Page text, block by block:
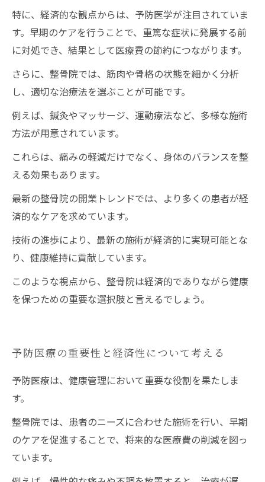
特に、経済的な観点からは、予防医学が注目されていま
す。早期のケアを行うことで、重篤な症状に発展する前
に対処でき、結果として医療費の節約につながります。
さらに、整骨院では、筋肉や骨格の状態を細かく分析
し、適切な治療法を選ぶことが可能です。
例えば、鍼灸やマッサージ、運動療法など、多様な施術
方法が用意されています。
これらは、痛みの軽減だけでなく、身体のバランスを整
える効果もあります。
最新の整骨院の開業トレンドでは、より多くの患者が経
済的なケアを求めています。
技術の進歩により、最新の施術が経済的に実現可能とな
り、健康維持に貢献しています。
このような視点から、整骨院は経済的でありながら健康
を保つための重要な選択肢と言えるでしょう。
予防医療の重要性と経済性について考える
予防医療は、健康管理において重要な役割を果たしま
す。
整骨院では、患者のニーズに合わせた施術を行い、早期
のケアを促進することで、将来的な医療費の削減を図っ
ています。